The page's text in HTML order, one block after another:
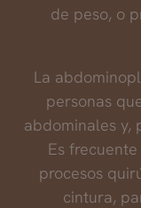
de peso, o
La
personas
abdominales y,
Es
procesos
cintura,